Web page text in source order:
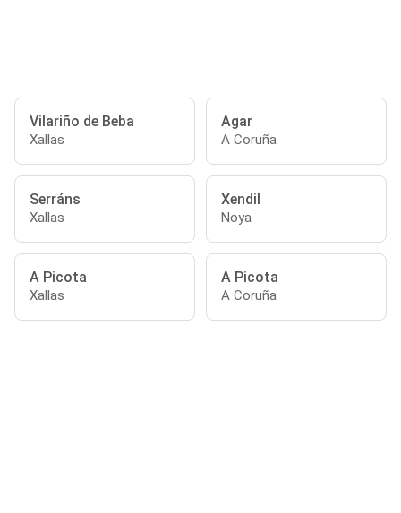
Vilariño de Beba
Xallas
Agar
A Coruña
Serráns
Xallas
Xendil
Noya
A Picota
Xallas
A Picota
A Coruña